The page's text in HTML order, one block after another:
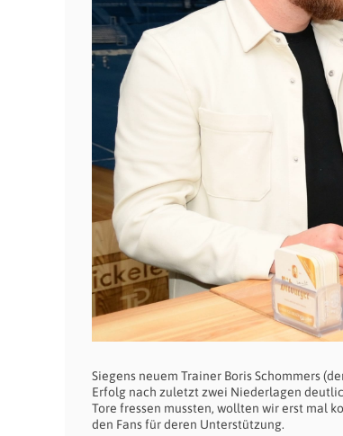
Siegens neuem Trainer Boris Schommers
Erfolg nach zuletzt zwei Niederlagen
Tore fressen mussten, wollten wir erst mal
den Fans für deren Unterstützung.